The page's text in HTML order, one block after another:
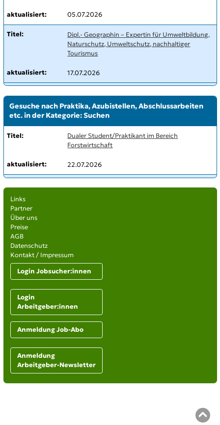
05.07.2026
Dipl.- Geographin – Expertin für Umweltbildung,
Naturschutz, Umweltschutz, nachhaltiger
Tourismus
17.07.2026
Gesuche nach Praktika, Azubistellen, Abschlussarbeiten
etc. in der Kategorie: Suchen
Dualer Student/Praktikant im Bereich
Forstwirtschaft
22.07.2026
Links
Partner
Über uns
Preise
AGB
Datenschutz
Kontakt / Impressum
Login Jobsucher:innen
Login
Arbeitgeber:innen
Anmeldung Job-Abo
Anmeldung
Arbeitgeber-Newsletter